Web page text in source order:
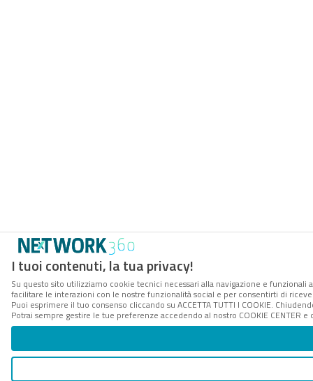
I tuoi contenuti, la tua privacy!
Su questo sito utilizziamo cookie tecnici necessari alla navigazione e
facilitare le interazioni con le nostre funzionalità social e per consentirti di
Puoi esprimere il tuo consenso cliccando su ACCETTA TUTTI I COOKIE.
Potrai sempre gestire le tue preferenze accedendo al nostro COOKIE